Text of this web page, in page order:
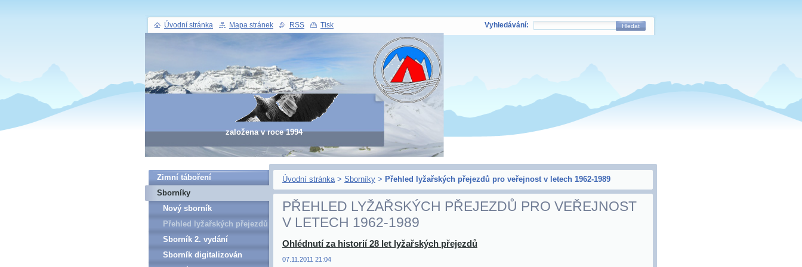
založena v roce 1994
Úvodní stránka > Sborníky > Přehled lyžařských přejezdů pro veřejnost v letech 1962-1989
PŘEHLED LYŽAŘSKÝCH PŘEJEZDŮ PRO VEŘEJNOST
V LETECH 1962-1989
Ohlédnutí za historií 28 let lyžařských přejezdů
07.11.2011 21:04
Zimní táboření
Sborníky
Nový sborník
Přehled lyžařských přejezdů
pro veřejnost v letech 1962-
1989
Sborník 2. vydání
Sborník digitalizován
Úvodní stránka Mapa stránek RSS Tisk Vyhledávání: Hledat